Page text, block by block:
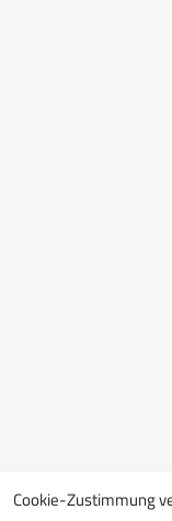
Cookie-Zustimmung